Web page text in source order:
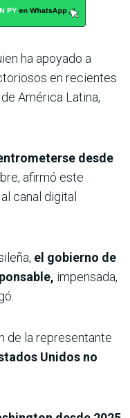
ha apoyado a
en recientes
América Latina,
desde
afirmó este
canal digital
el gobierno de
impensada,
de la representante
Unidos no